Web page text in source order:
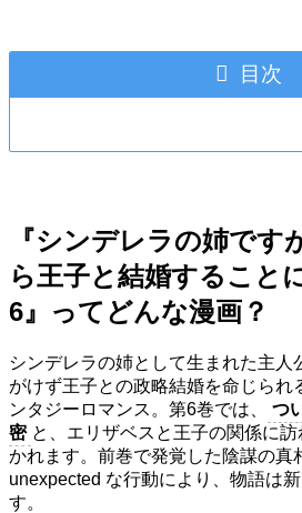
目次
『シンデレラの姉です
ら王子と結婚すること
6』ってどんな漫画？
シンデレラの姉として生まれた主人
がけず王子との政略結婚を命じられ
ンタジーロマンス。第6巻では、
つ
密 と、エリザベスと王子の関係に
かれます。前巻で発覚した陰謀の真
unexpected な行動により、物語は
す。